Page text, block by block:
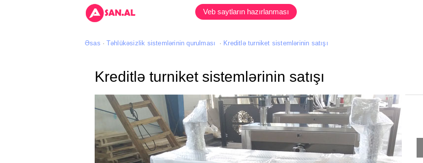
Veb saytların hazırlanması
Əsas Təhlükəsizlik sistemlərinin qurulması Kreditlə turniket sistemlərinin satışı
Kreditlə turniket sistemlərinin satışı